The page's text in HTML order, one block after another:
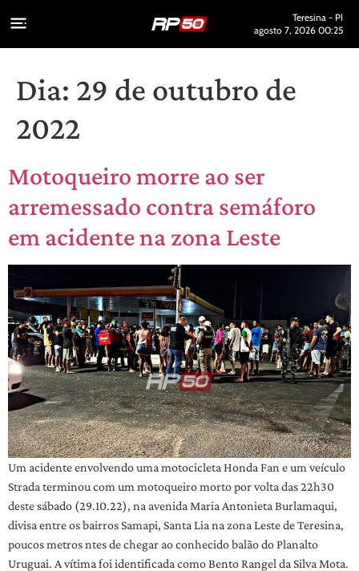
Teresina - PI
agosto 7, 2026 00:25
Dia: 29 de outubro de
2022
Motoqueiro morre ao ser
arremessado contra semáforo
em acidente na zona Leste
Um acidente envolvendo uma motocicleta Honda Fan e um veículo
Strada terminou com um motoqueiro morto por volta das 22h30
deste sábado (29.10.22), na avenida Maria Antonieta Burlamaqui,
divisa entre os bairros Samapi, Santa Lia na zona Leste de Teresina,
poucos metros ntes de chegar ao conhecido balão do Planalto
Uruguai. A vítima foi identificada como Bento Rangel da Silva Mota.